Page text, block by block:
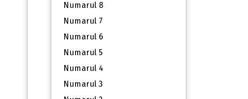
Numarul 8
Numarul 7
Numarul 6
Numarul 5
Numarul 4
Numarul 3